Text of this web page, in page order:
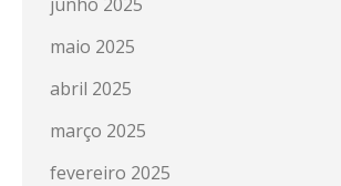
maio 2025
abril 2025
março 2025
fevereiro 2025